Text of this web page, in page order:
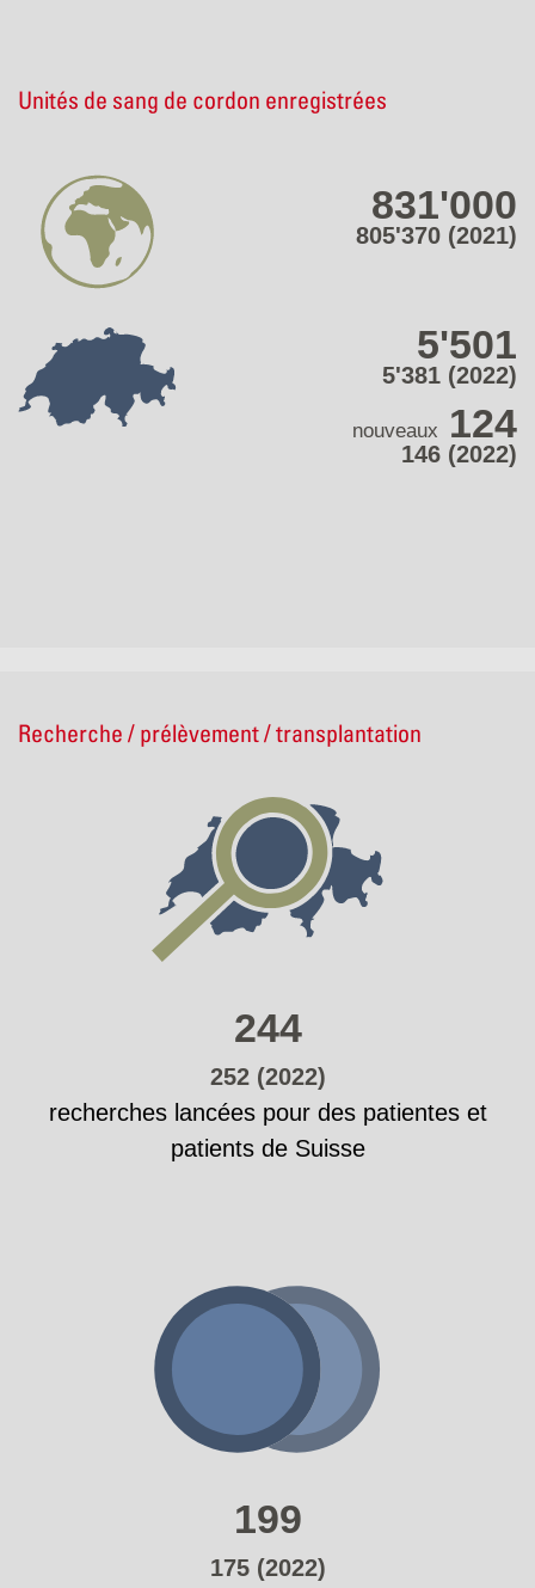
Unités de sang de cordon enregistrées
831'000
805'370 (2021)
5'501
5'381 (2022)
nouveaux 124
146 (2022)
Recherche / prélèvement / transplantation
244
252 (2022)
recherches lancées pour des patientes et
patients de Suisse
199
175 (2022)